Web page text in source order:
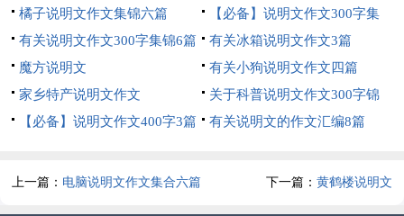
橘子说明文作文集锦六篇
【必备】说明文作文300字集
锦7篇
有关说明文作文300字集锦6篇
有关冰箱说明文作文3篇
魔方说明文
有关小狗说明文作文四篇
家乡特产说明文作文
关于科普说明文作文300字锦
集5篇
【必备】说明文作文400字3篇 有关说明文的作文汇编8篇
上一篇： 电脑说明文作文集合六篇 下一篇： 黄鹤楼说明文